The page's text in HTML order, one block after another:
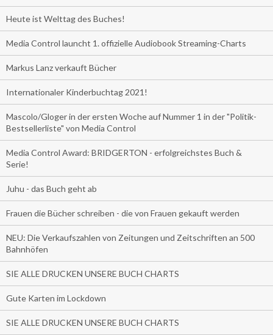
Heute ist Welttag des Buches!
Media Control launcht 1. offizielle Audiobook Streaming-Charts
Markus Lanz verkauft Bücher
Internationaler Kinderbuchtag 2021!
Mascolo/Gloger in der ersten Woche auf Nummer 1 in der "Politik-
Bestsellerliste" von Media Control
Media Control Award: BRIDGERTON - erfolgreichstes Buch &
Serie!
Juhu - das Buch geht ab
Frauen die Bücher schreiben - die von Frauen gekauft werden
NEU: Die Verkaufszahlen von Zeitungen und Zeitschriften an 500
Bahnhöfen
SIE ALLE DRUCKEN UNSERE BUCH CHARTS
Gute Karten im Lockdown
SIE ALLE DRUCKEN UNSERE BUCH CHARTS